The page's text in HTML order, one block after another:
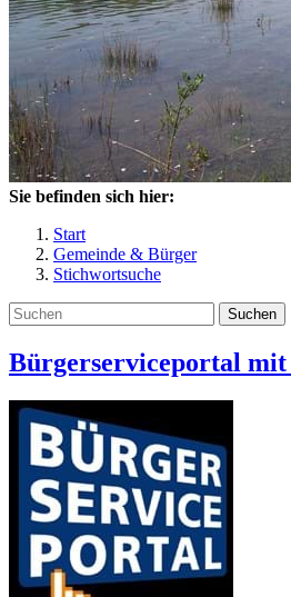
Sie befinden sich hier:
Start
Gemeinde & Bürger
Stichwortsuche
Suchen
Bürgerserviceportal mit